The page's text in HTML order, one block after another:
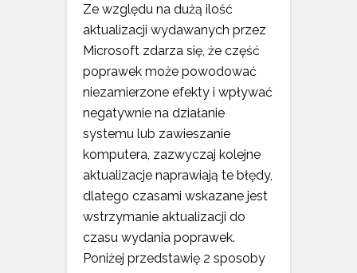
Ze względu na dużą ilość
aktualizacji wydawanych przez
Microsoft zdarza się, że część
poprawek może powodować
niezamierzone efekty i wpływać
negatywnie na działanie
systemu lub zawieszanie
komputera, zazwyczaj kolejne
aktualizacje naprawiają te błędy,
dlatego czasami wskazane jest
wstrzymanie aktualizacji do
czasu wydania poprawek.
Poniżej przedstawię 2 sposoby